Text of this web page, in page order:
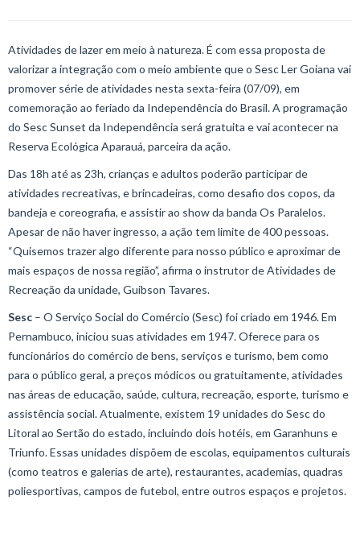
Atividades de lazer em meio à natureza. É com essa proposta de
valorizar a integração com o meio ambiente que o Sesc Ler Goiana vai
promover série de atividades nesta sexta-feira (07/09), em
comemoração ao feriado da Independência do Brasil. A programação
do Sesc Sunset da Independência será gratuita e vai acontecer na
Reserva Ecológica Aparauá, parceira da ação.
Das 18h até as 23h, crianças e adultos poderão participar de
atividades recreativas, e brincadeiras, como desafio dos copos, da
bandeja e coreografia, e assistir ao show da banda Os Paralelos.
Apesar de não haver ingresso, a ação tem limite de 400 pessoas.
“Quisemos trazer algo diferente para nosso público e aproximar de
mais espaços de nossa região”, afirma o instrutor de Atividades de
Recreação da unidade, Guibson Tavares.
Sesc – O Serviço Social do Comércio (Sesc) foi criado em 1946. Em
Pernambuco, iniciou suas atividades em 1947. Oferece para os
funcionários do comércio de bens, serviços e turismo, bem como
para o público geral, a preços módicos ou gratuitamente, atividades
nas áreas de educação, saúde, cultura, recreação, esporte, turismo e
assistência social. Atualmente, existem 19 unidades do Sesc do
Litoral ao Sertão do estado, incluindo dois hotéis, em Garanhuns e
Triunfo. Essas unidades dispõem de escolas, equipamentos culturais
(como teatros e galerias de arte), restaurantes, academias, quadras
poliesportivas, campos de futebol, entre outros espaços e projetos.